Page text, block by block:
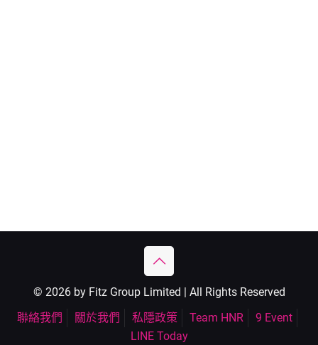
© 2026 by Fitz Group Limited | All Rights Reserved
聯絡我們
關於我們 私隱政策 Team HNR
9 Event
LINE Today